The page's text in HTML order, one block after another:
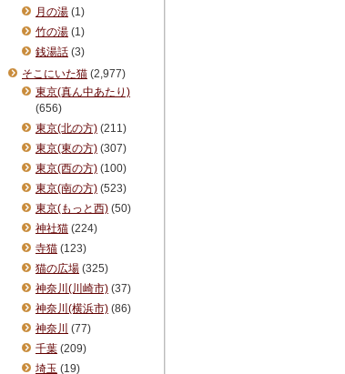
月の湯 (1)
竹の湯 (1)
銭湯話 (3)
そこにいた猫 (2,977)
東京(真ん中あたり)
(656)
東京(北の方) (211)
東京(東の方) (307)
東京(西の方) (100)
東京(南の方) (523)
東京(もっと西) (50)
神社猫 (224)
寺猫 (123)
猫の広場 (325)
神奈川(川崎市) (37)
神奈川(横浜市) (86)
神奈川 (77)
千葉 (209)
埼玉 (19)